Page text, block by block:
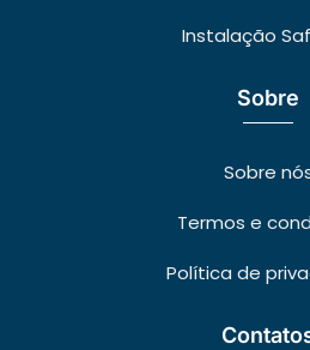
Instalação
Sobre
Sobre
Termos e
Política de